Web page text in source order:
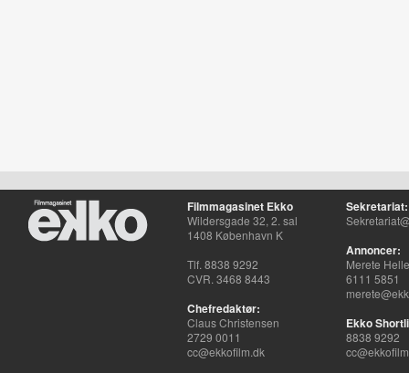
Filmmagasinet Ekko
Wildersgade 32, 2. sal
1408 København K
Tlf. 8838 9292
CVR. 3468 8443
Chefredaktør:
Claus Christensen
2729 0011
cc@ekkofilm.dk
Sekretariat:
Annoncer:
Merete
6111 5851
Ekko
8838 9292